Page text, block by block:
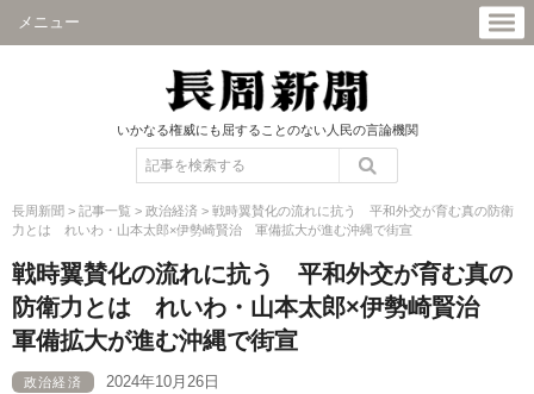
メニュー
いかなる権威にも屈することのない人民の言論機関
長周新聞 > 記事一覧 > 政治経済 > 戦時翼賛化の流れに抗う 平和外交が育む真の防衛
力とは れいわ・山本太郎×伊勢崎賢治 軍備拡大が進む沖縄で街宣
戦時翼賛化の流れに抗う 平和外交が育む真の
防衛力とは れいわ・山本太郎×伊勢崎賢治
軍備拡大が進む沖縄で街宣
政治経済 2024年10月26日